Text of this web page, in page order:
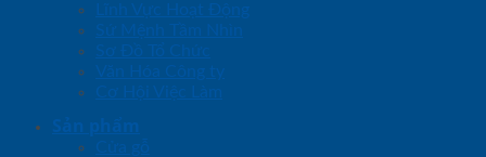
Lĩnh Vực Hoạt Động
Sứ Mệnh Tầm Nhìn
Sơ Đồ Tổ Chức
Văn Hóa Công ty
Cơ Hội Việc Làm
Sản phẩm
Cửa gỗ